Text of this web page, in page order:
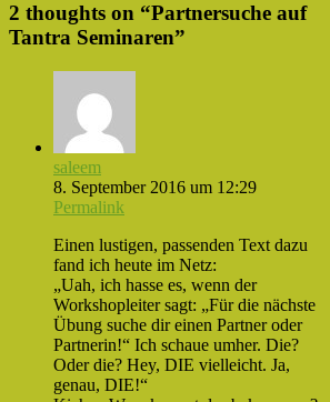
2 thoughts on “Partnersuche auf
Tantra Seminaren”
saleem
8. September 2016 um 12:29
Permalink
Einen lustigen, passenden Text dazu
fand ich heute im Netz:
„Uah, ich hasse es, wenn der
Workshopleiter sagt: „Für die nächste
Übung suche dir einen Partner oder
Partnerin!“ Ich schaue umher. Die?
Oder die? Hey, DIE vielleicht. Ja,
genau, DIE!“